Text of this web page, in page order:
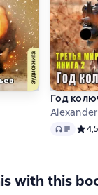
основе 31 оценок
Год
Audio 4,5
with this